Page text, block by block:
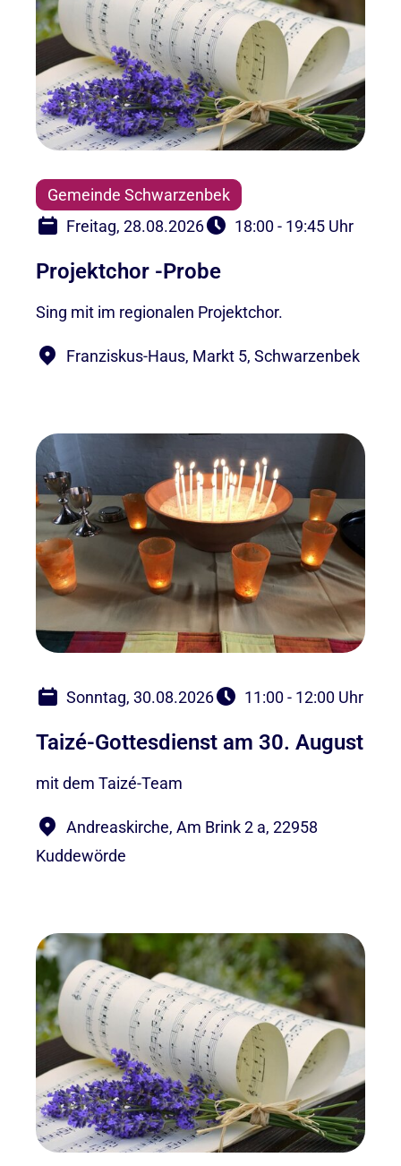
Gemeinde Schwarzenbek
Freitag, 28.08.2026
18:00 - 19:45 Uhr
Projektchor -Probe
Sing mit im regionalen Projektchor.
Franziskus-Haus, Markt 5, Schwarzenbek
Sonntag, 30.08.2026 11:00 - 12:00 Uhr
Taizé-Gottesdienst am 30. August
mit dem Taizé-Team
Andreaskirche, Am Brink 2 a, 22958
Kuddewörde